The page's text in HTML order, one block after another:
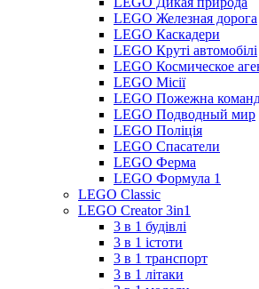
LEGO Железная дорога
LEGO Каскадери
LEGO Круті автомобілі
LEGO Космическое
LEGO Місії
LEGO Пожежна
LEGO Подводный мир
LEGO Поліція
LEGO Спасатели
LEGO Ферма
LEGO Формула 1
LEGO Classic
LEGO Creator 3in1
3 в 1 будівлі
3 в 1 істоти
3 в 1 транспорт
3 в 1 літаки